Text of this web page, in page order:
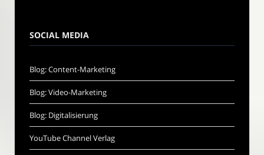
SOCIAL MEDIA
Blog: Content-Marketing
Blog: Video-Marketing
Blog: Digitalisierung
YouTube Channel Verlag